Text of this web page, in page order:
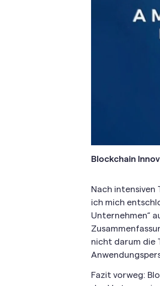
Blockchain
Nach intensiven
ich mich
Unternehmen“
nicht darum die
Fazit vorweg: